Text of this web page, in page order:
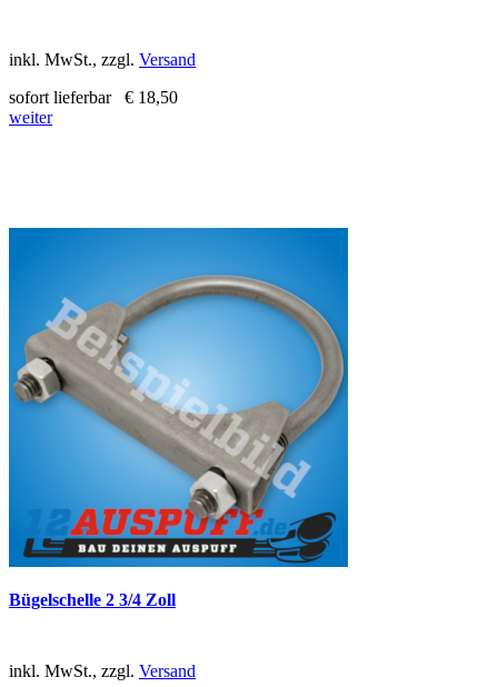
inkl. MwSt., zzgl. Versand
sofort lieferbar
€ 18,50
weiter
Bügelschelle 2 3/4 Zoll
inkl. MwSt., zzgl. Versand